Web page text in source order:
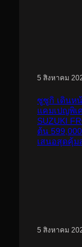
5 สิงหาคม
ซูซูกิ เดินห
แคมเปญพิเ
SUZUKI
ต้น
เสนอสุดคุ้ม
5 สิงหาคม